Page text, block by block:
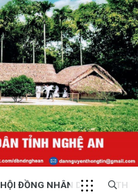
HỘI ĐỒNG NHÂN DÂN